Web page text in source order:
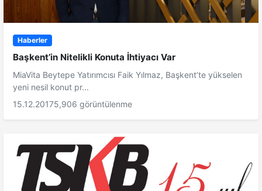
Haberler
Başkent’in Nitelikli Konuta İhtiyacı Var
MiaVita Beytepe Yatırımcısı Faik Yılmaz, Başkent’te yükselen
yeni nesil konut pr...
15.12.20175,906 görüntülenme